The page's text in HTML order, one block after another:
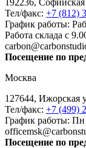
Тел/факс: +7 (812)
График работы:
Работа склада с
Посещение по
Москва
127644, Ижорская
Тел/факс: +7 (499)
График работы: Пн
Посещение по